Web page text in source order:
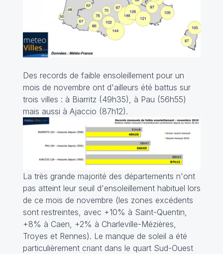
Des records de faible ensoleillement pour un
mois de novembre ont d'ailleurs été battus sur
trois villes : à Biarritz (49h35), à Pau (56h55)
mais aussi à Ajaccio (87h12).
La très grande majorité des départements n'ont
pas atteint leur seuil d'ensoleillement habituel lors
de ce mois de novembre (les zones excédents
sont restreintes, avec +10% à Saint-Quentin,
+8% à Caen, +2% à Charleville-Mézières,
Troyes et Rennes). Le manque de soleil a été
particulièrement criant dans le quart Sud-Ouest